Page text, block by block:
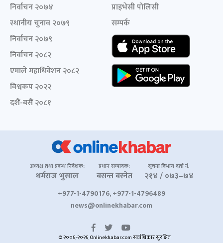
निर्वाचन २०७४
स्थानीय चुनाव २०७९
निर्वाचन २०७९
निर्वाचन २०८२
एमाले महाधिवेशन २०८२
विश्वकप २०२२
दशैं-बसैं २०८१
प्राइभेसी पोलिसी
सम्पर्क
अध्यक्ष तथा प्रबन्ध निर्देशक:
धर्मराज भुसाल
प्रधान सम्पादक:
बसन्त बस्नेत
सूचना विभाग दर्ता नं.
२१४ / ०७३–७४
+977-1-4790176, +977-1-4796489
news@onlinekhabar.com
© २००६-२०२६ Onlinekhabar.com सर्वाधिकार सुरक्षित